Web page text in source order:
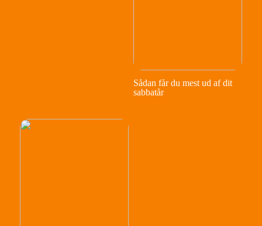
Sådan får du mest ud af dit
sabbatår